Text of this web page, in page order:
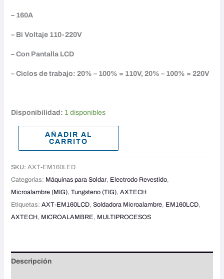
– 160A
– Bi Voltaje 110-220V
– Con Pantalla LCD
– Ciclos de trabajo: 20% – 100% = 110V, 20% – 100% = 220V
Disponibilidad: 1 disponibles
AÑADIR AL
CARRITO
SKU: AXT-EM160LED
Categorías: Máquinas para Soldar, Electrodo Revestido,
Microalambre (MIG), Tungsteno (TIG), AXTECH
Etiquetas: AXT-EM160LCD, Soldadora Microalambre, EM160LCD,
AXTECH, MICROALAMBRE, MULTIPROCESOS
Descripción